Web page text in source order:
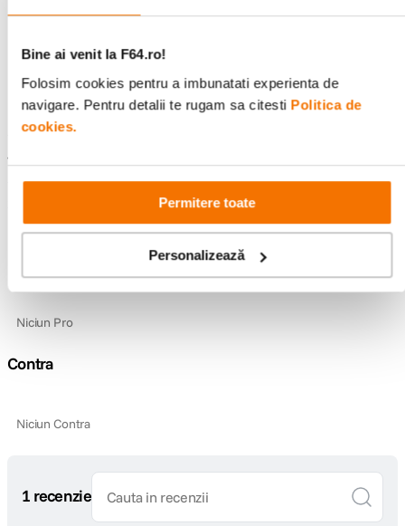
Bine ai venit la F64.ro!
Folosim cookies pentru a imbunatati experienta de
navigare. Pentru detalii te rugam sa citesti Politica de
cookies.
Permitere toate
Personalizează
4.0 1 recenzie Scrie o recenzie
5 stele
4 stele
3 stele 0
1 stea 0
Niciun Pro
Contra
Niciun Contra
1 recenzie